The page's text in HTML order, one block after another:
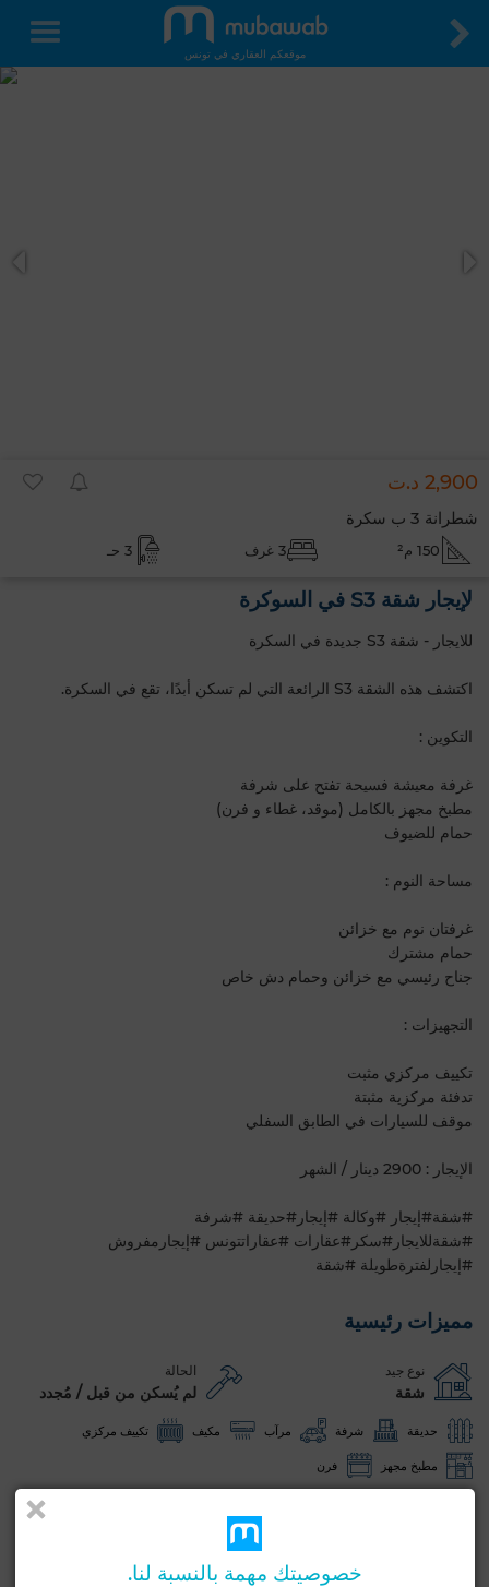
موقعكم العقاري في تونس
2,900 د.ت
شطرانة 3 ب سكرة
150 م² 3 غرف 3 حـ
لإيجار شقة S3 في السوكرة
للايجار - شقة S3 جديدة في السكرة
اكتشف هذه الشقة S3 الرائعة التي لم تسكن أبدًا، تقع في السكرة.
التكوين :
غرفة معيشة فسيحة تفتح على شرفة
مطبخ مجهز بالكامل (موقد، غطاء و فرن)
حمام للضيوف
مساحة النوم :
غرفتان نوم مع خزائن
حمام مشترك
جناح رئيسي مع خزائن وحمام دش خاص
التجهيزات :
تكييف مركزي مثبت
تدفئة مركزية مثبتة
موقف للسيارات في الطابق السفلي
الإيجار : 2900 دينار / الشهر
#شقة#إيجار #وكالة #إيجار#حديقة #شرفة
#شقةللايجار#سكر#عقارات #عقاراتتونس #إيجارمفروش
#إيجارلفترةطويلة #شقة
مميزات رئيسية
نوع جيد
شقة
الحالة
لم يُسكن من قبل / مُجدد
حديقة شرفة مرآب مكيف تكييف مركزي
مطبخ مجهز فرن
خصوصيتك مهمة بالنسبة لنا.